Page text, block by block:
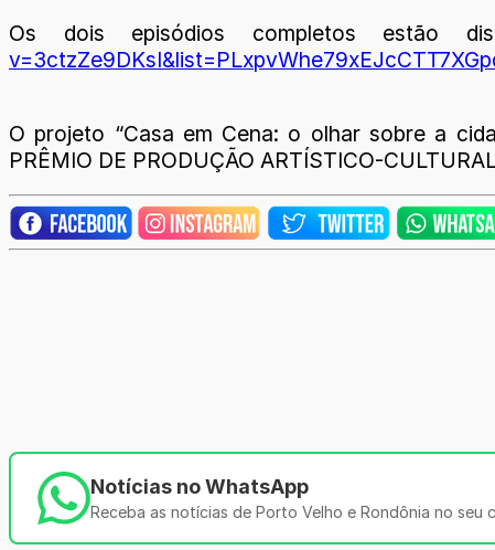
Os dois episódios completos estão
O projeto “Casa em Cena: o olhar sobre a
PRÊMIO DE PRODUÇÃO ARTÍSTICO-
Notícias no WhatsApp
Receba as notícias de Porto Velho e Rondônia no seu